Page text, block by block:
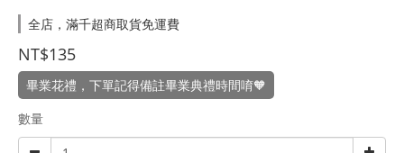
全店，滿千超商取貨免運費
NT$135
畢業花禮，下單記得備註畢業典禮時間唷🧡
數量